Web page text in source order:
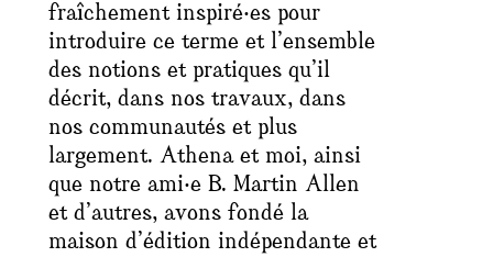
fraîchement inspiré‧es pour
introduire ce terme et l’ensemble
des notions et pratiques qu’il
décrit, dans nos travaux, dans
nos communautés et plus
largement. Athena et moi, ainsi
que notre ami‧e B. Martin Allen
et d’autres, avons fondé la
maison d’édition indépendante et